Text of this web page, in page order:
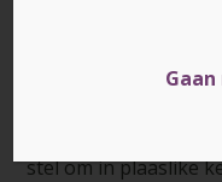
stel om in plaaslike